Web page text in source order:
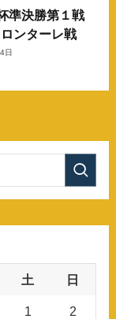
準決勝第１戦
ンターレ戦
日
土 日
1 2